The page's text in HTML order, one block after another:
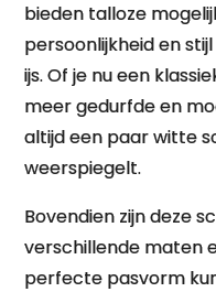
bieden talloze
persoonlijkheid en
ijs. Of je nu een
meer gedurfde en
altijd een paar witte
weerspiegelt.
Bovendien zijn deze
verschillende maten
perfecte pasvorm